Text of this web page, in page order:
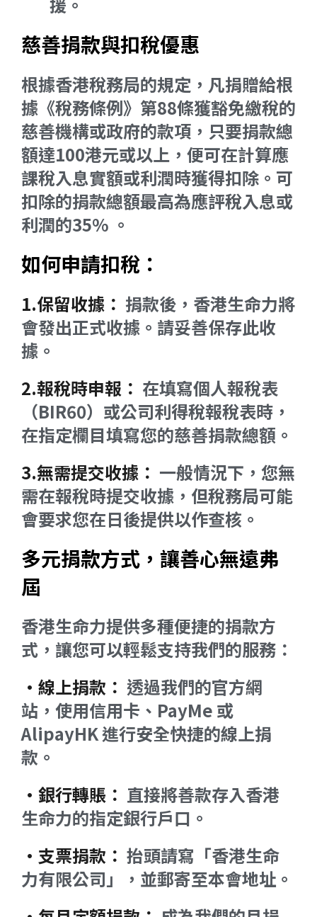
慈善捐款與扣稅優惠
根據香港稅務局的規定，凡捐贈給根
據《稅務條例》第88條獲豁免繳稅的
慈善機構或政府的款項，只要捐款總
額達100港元或以上，便可在計算應
課稅入息實額或利潤時獲得扣除。可
扣除的捐款總額最高為應評稅入息或
利潤的35% 。
如何申請扣稅：
1.保留收據： 捐款後，香港生命力將
會發出正式收據。請妥善保存此收
據。
2.報稅時申報： 在填寫個人報稅表
（BIR60）或公司利得稅報稅表時，
在指定欄目填寫您的慈善捐款總額。
3.無需提交收據： 一般情況下，您無
需在報稅時提交收據，但稅務局可能
會要求您在日後提供以作查核。
多元捐款方式，讓善心無遠弗
屆
香港生命力提供多種便捷的捐款方
式，讓您可以輕鬆支持我們的服務：
•線上捐款： 透過我們的官方網
站，使用信用卡、PayMe 或
AlipayHK 進行安全快捷的線上捐
款。
•銀行轉賬： 直接將善款存入香港
生命力的指定銀行戶口。
•支票捐款： 抬頭請寫「香港生命
力有限公司」，並郵寄至本會地址。